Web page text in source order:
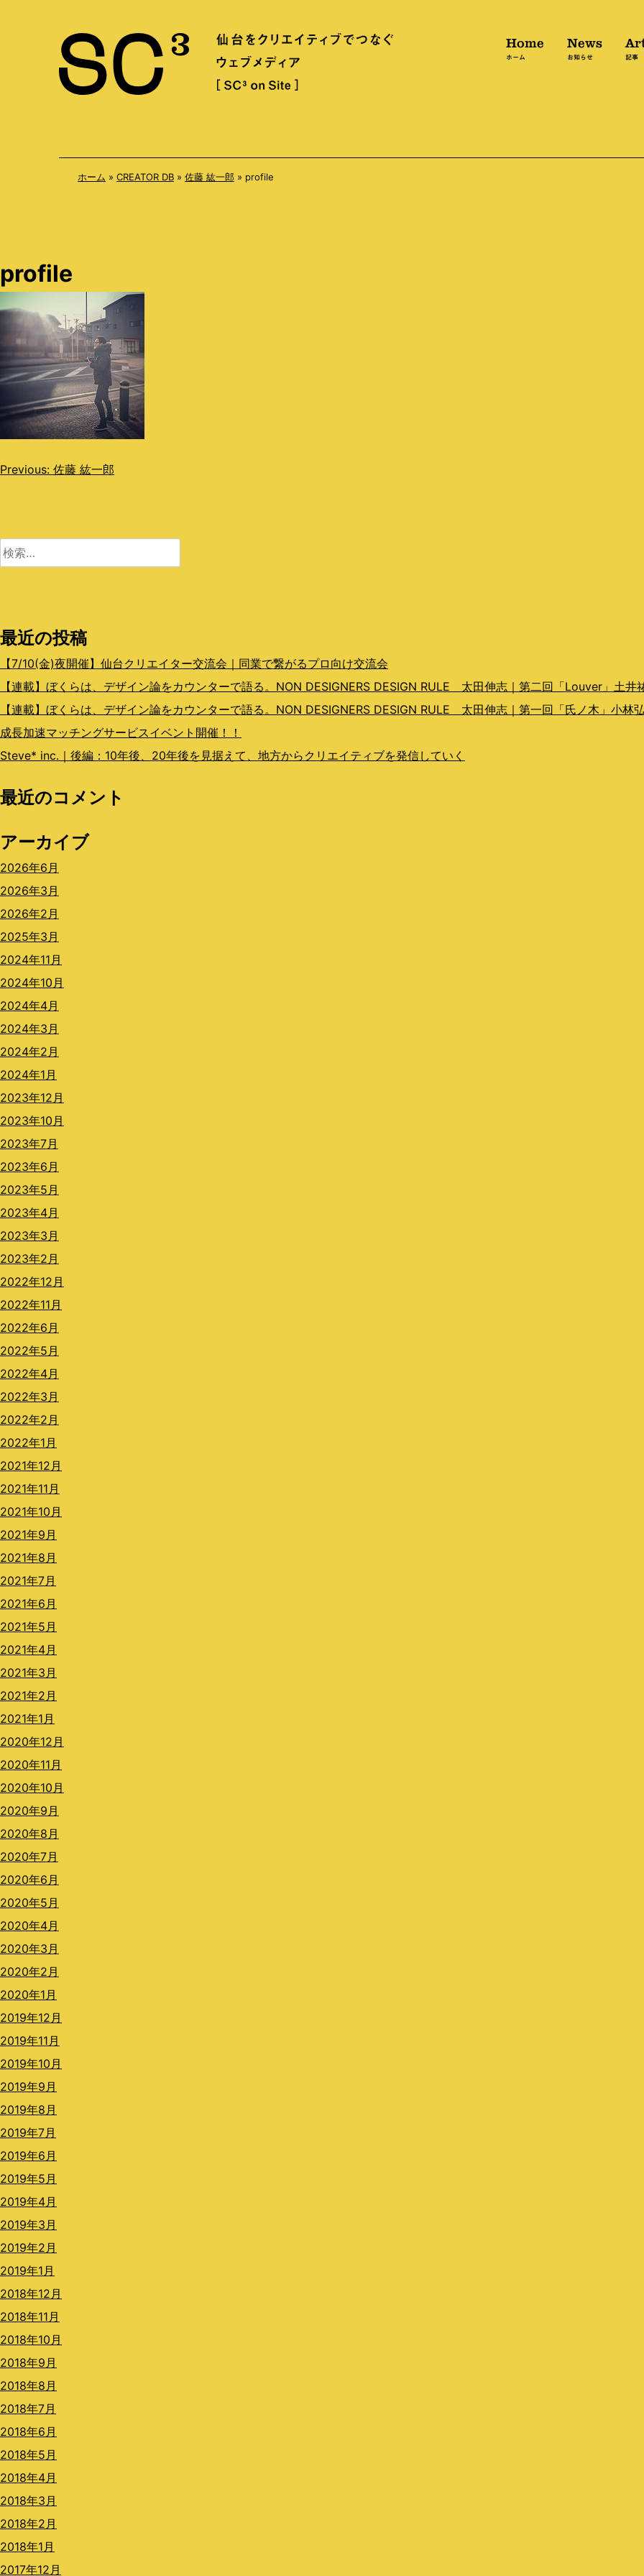
t
Home
ホーム
News
お知らせ 記事
ホーム » CREATOR DB » 佐藤 紘一郎 » profile
profile
投
ビ
シ
ョ
ン
Previous: 佐藤 紘一郎
検
最近の投稿
【7/10(金)夜開催】仙台クリエイター交流会｜同業で繋がるプロ向け交流会
【連載】ぼくらは、デザイン論をカウンターで語る。NON DESIGNERS DESIGN RULE 太田伸志｜第二回「Louver」土井
【連載】ぼくらは、デザイン論をカウンターで語る。NON DESIGNERS DESIGN RULE 太田伸志｜第一回「氏ノ木」小林
成長加速マッチングサービスイベント開催！！
Steve* inc.｜後編：10年後、20年後を見据えて、地方からクリエイティブを発信していく
最近のコメント
アーカイブ
2026年6月
2026年3月
2026年2月
2025年3月
2024年11月
2024年10月
2024年4月
2024年3月
2024年2月
2024年1月
2023年12月
2023年10月
2023年7月
2023年6月
2023年5月
2023年4月
2023年3月
2023年2月
2022年12月
2022年11月
2022年6月
2022年5月
2022年4月
2022年3月
2022年2月
2022年1月
2021年12月
2021年11月
2021年10月
2021年9月
2021年8月
2021年7月
2021年6月
2021年5月
2021年4月
2021年3月
2021年2月
2021年1月
2020年12月
2020年11月
2020年10月
2020年9月
2020年8月
2020年7月
2020年6月
2020年5月
2020年4月
2020年3月
2020年2月
2020年1月
2019年12月
2019年11月
2019年10月
2019年9月
2019年8月
2019年7月
2019年6月
2019年5月
2019年4月
2019年3月
2019年2月
2019年1月
2018年12月
2018年11月
2018年10月
2018年9月
2018年8月
2018年7月
2018年6月
2018年5月
2018年4月
2018年3月
2018年2月
2018年1月
2017年12月